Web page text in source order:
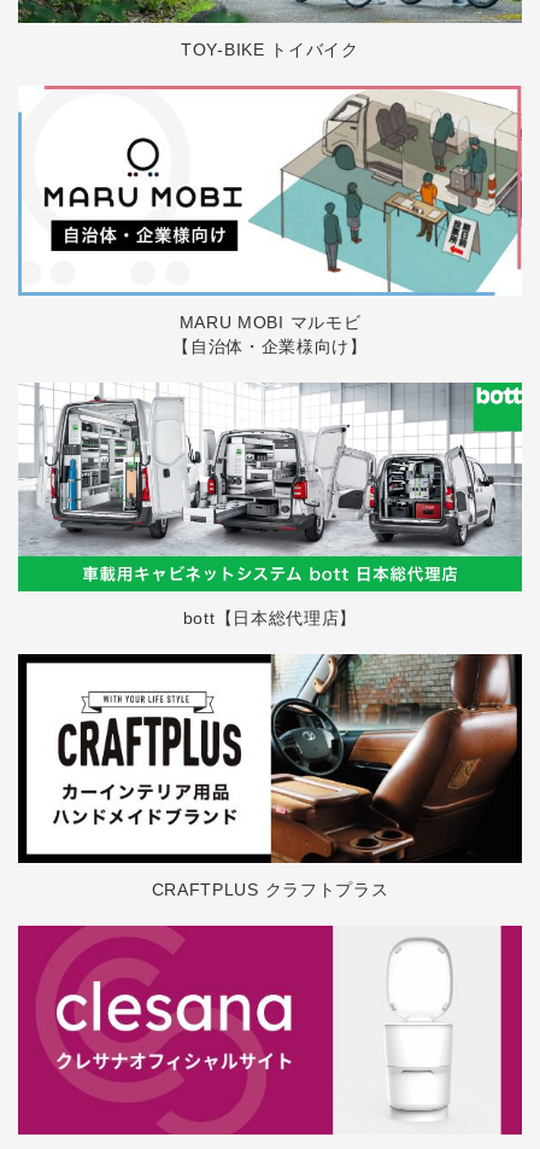
TOY-BIKE トイバイク
MARU MOBI マルモビ
【自治体・企業様向け】
bott【日本総代理店】
CRAFTPLUS クラフトプラス